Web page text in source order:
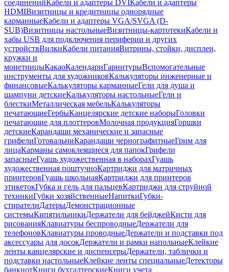
соединенийКабели и адаптеры DVIКабели и адаптеры
HDMIВизитницы и кредитницы однорядные
карманныеКабели и адаптеры VGA/SVGA (D-
SUB)Визитницы настольныеВизитницы-картотекиКабели и
хабы USB для подключения периферии и других
устройствВилкиКабели питанияВитрины, стойки, дисплеи,
кружки и
монетницыКакаоКалендариГарнитурыВспомогательные
инструменты для художниковКалькуляторы инженерные и
финансовыеКалькуляторы карманныеГели для душа и
шампуни детскиеКалькуляторы настольныеГели и
блесткиМеталлическая мебельКалькуляторы
печатающиеГербыКанцелярские детские наборыГоловки
печатающие для плоттеровМолочная продукцияГоршки
детскиеКарандаши механические и запасные
грифелиГотовальниКарандаши чернографитныеГрим для
лицаКарманы самоклеящиеся для папокГрифели
запасныеГуашь художественная в наборахГуашь
художественная поштучноКартриджи для матричных
принтеровГуашь школьнаяКартриджи для принтеров
этикетокГубка и гель для пальцевКартриджи для струйной
техникиГубки хозяйственныеНапиткиГубки-
стирателиДатерыДемонстрационные
системыКипятильникиДержатели для бейджейКисти для
рисованияКлавиатуры беспроводныеДержатели для
телефоновКлавиатуры проводныеДержатели и подставки под
аксессуары для досокДержатели и рамки напольныеКлейкие
ленты канцелярские и диспенсерыДержатели, таблички и
подставки настольныеКлейкие ленты специальныеДетекторы
банкнотКниги бухгалтерскиеКниги учета